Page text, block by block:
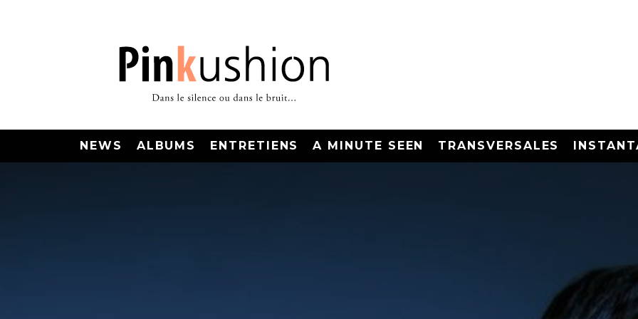
NEWS ALBUMS ENTRETIENS A MINUTE SEEN TRANSVERSALES